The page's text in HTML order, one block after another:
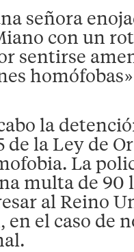
señora
con un
sentirse
la
la Ley de
La
multa de 90
al Reino
en el caso de